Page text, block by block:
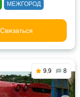
МЕЖГОРОД
Связаться
9.9 8